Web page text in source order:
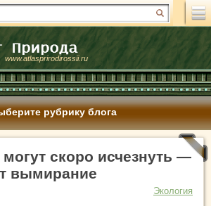
www.atlasprirodirossii.ru
рубрику блога
скоро исчезнуть —
вымирание
Экология